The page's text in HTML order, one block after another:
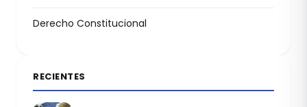
Derecho Constitucional
RECIENTES